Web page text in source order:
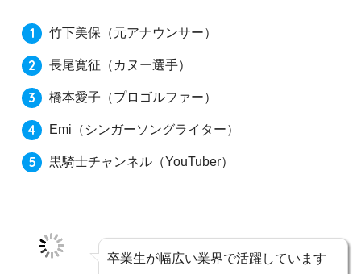
竹下美保 （元アナウンサー）
長尾寛征 （カヌー選手）
橋本愛子 （プロゴルファー）
Emi （シンガーソングライター）
黒騎士チャンネル （YouTuber）
卒業生が幅広い業界で活躍しています